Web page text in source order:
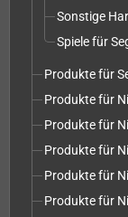
Sonstige
Spiele für
Produkte für
Produkte für
Produkte für
Produkte für
Produkte für
Produkte für